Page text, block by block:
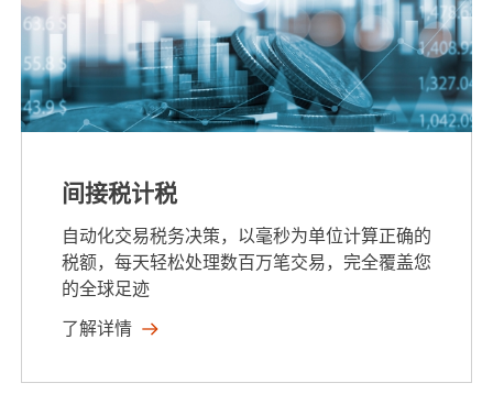
间接税计税
自动化交易税务决策，以毫秒为单位计算正确的
税额，每天轻松处理数百万笔交易，完全覆盖您
的全球足迹
了解详情